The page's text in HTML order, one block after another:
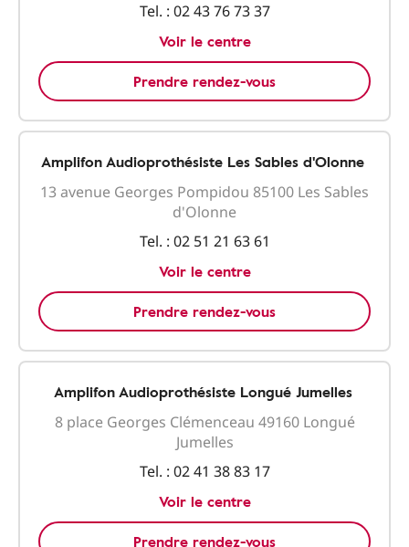
Tel. : 02 43 76 73 37
Voir le centre
Prendre rendez-vous
Amplifon Audioprothésiste Les Sables d'Olonne
13 avenue Georges Pompidou 85100 Les Sables
d'Olonne
Tel. : 02 51 21 63 61
Voir le centre
Prendre rendez-vous
Amplifon Audioprothésiste Longué Jumelles
8 place Georges Clémenceau 49160 Longué
Jumelles
Tel. : 02 41 38 83 17
Voir le centre
Prendre rendez-vous